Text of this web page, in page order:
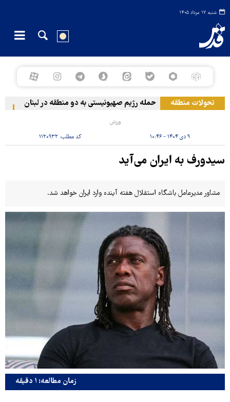
شنبه ۱۷ مرداد ۱۴۰۵
تحولات منطقه حمله رژیم صهیونیستی به دو منطقه در لبنان
ورزش
۹ دی ۱۴۰۴ - ۱۰:۴۶ کد مطلب:۱۱۲۰۹۳۲
سیدورف به ایران می‌آید
مشاور مدیرعامل باشگاه استقلال هفته آینده وارد ایران خواهد شد.
زمان مطالعه: ۱ دقیقه